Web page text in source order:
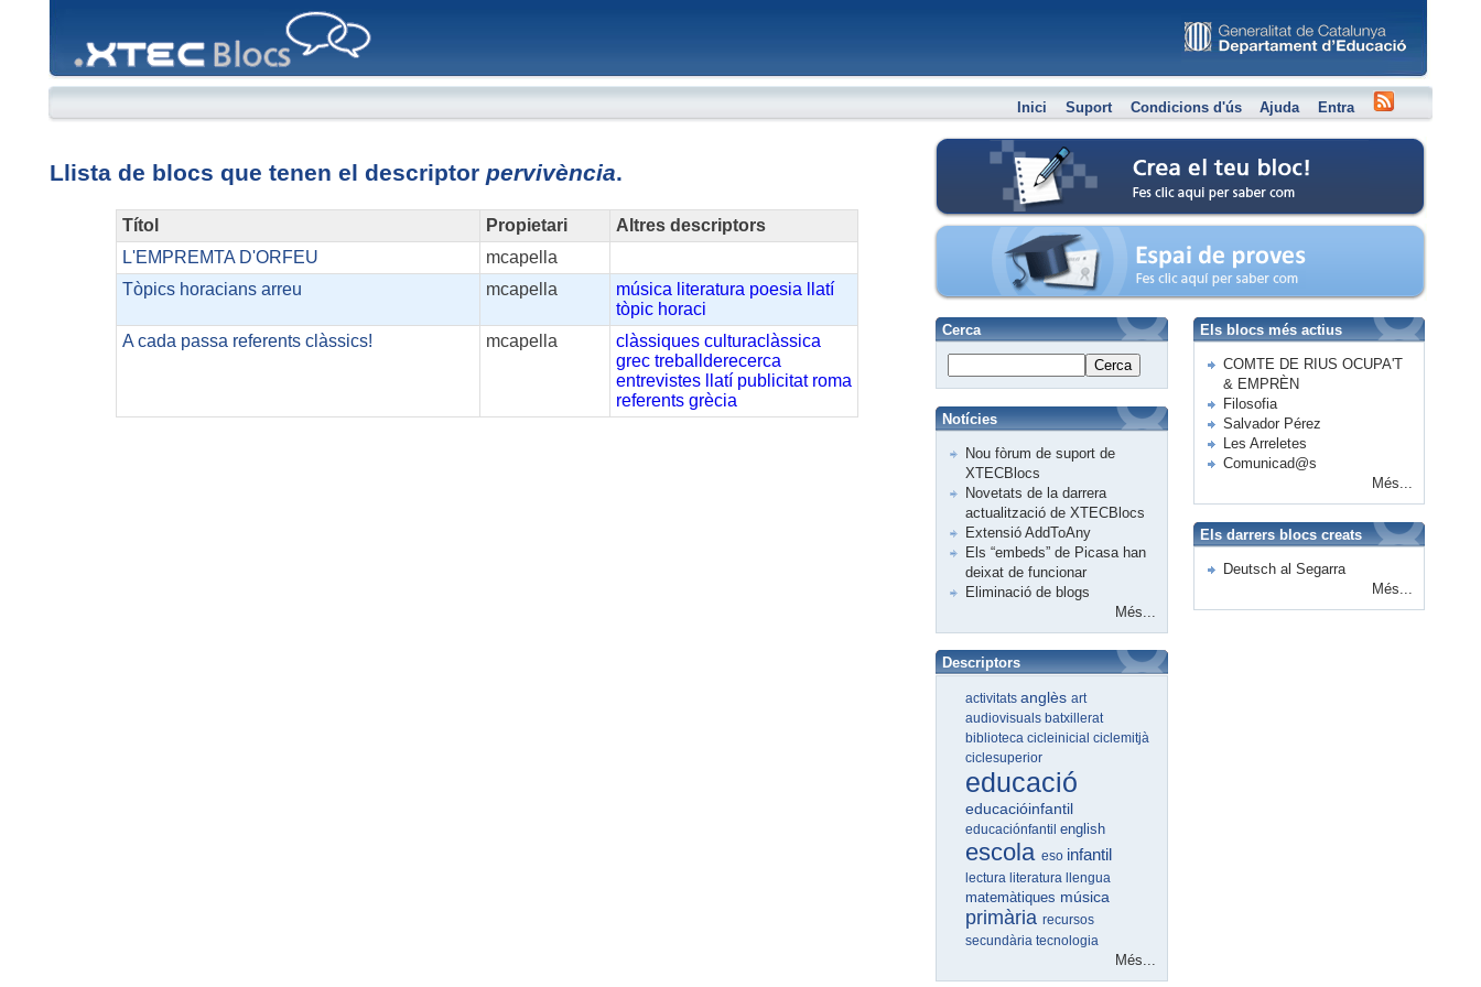
Inici Suport Condicions d'ús Ajuda Entra
Llista de blocs que tenen el descriptor pervivència.
Títol Propietari
Altres descriptors
L'EMPREMTA D'ORFEU
mcapella
Tòpics horacians arreu
mcapella música literatura poesia
llatí
tòpic horaci
A cada passa referents clàssics!
mcapella clàssiques culturaclàssica
grec treballderecerca
entrevistes
llatí publicitat roma
referents grècia
Crea el teu bloc
Espai de proves
Cerca
Cerca
Notícies
Nou fòrum de suport de
XTECBlocs
Novetats de la darrera
actualització de XTECBlocs
Extensió AddToAny
Els “embeds” de Picasa han
deixat de funcionar
Eliminació de blogs
Més...
Descriptors
activitatsanglèsart
audiovisualsbatxillerat
bibliotecacicleinicialciclemitjà
ciclesuperior
educació
educacióinfantil
educaciónfantilenglish
escolaeso infantil
lecturaliteraturallengua
matemàtiques música
primàriarecursos
secundàriatecnologia
Més...
Els blocs més actius
COMTE DE RIUS OCUPA'T
& EMPRÈN
Filosofia
Salvador Pérez
Les Arreletes
Comunicad@s
Més...
Els darrers blocs creats
Deutsch al Segarra
Més...